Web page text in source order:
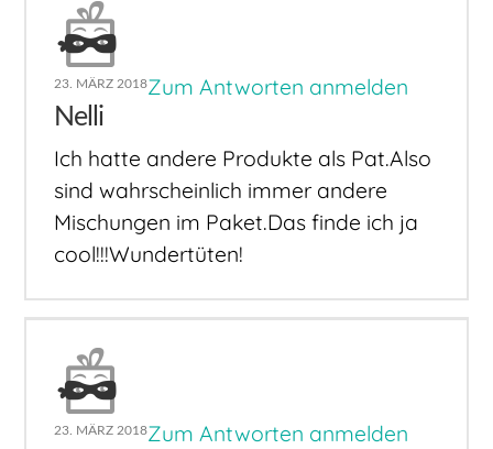
23. MÄRZ 2018Zum Antworten anmelden
Nelli
Ich hatte andere Produkte als Pat.Also
sind wahrscheinlich immer andere
Mischungen im Paket.Das finde ich ja
cool!!!Wundertüten!
23. MÄRZ 2018Zum Antworten anmelden